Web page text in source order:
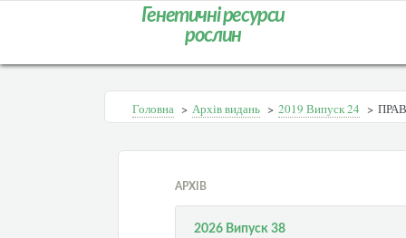
Генетичні ресурси
рослин
Головна > Архів видань > 2019 Випуск 24 >
АРХІВ
2026 Випуск 38